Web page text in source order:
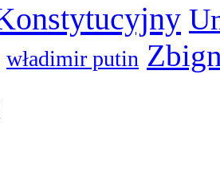
władimir putin